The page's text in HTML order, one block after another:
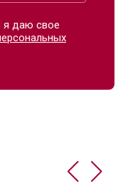
я даю свое